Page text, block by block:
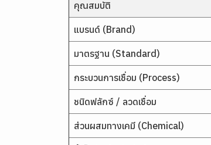
คุณสมบัติ
แบรนด์ (Brand)
มาตรฐาน (Standard)
กระบวนการเชื่อม (Process)
ชนิดฟลักซ์ / ลวดเชื่อม
ส่วนผสมทางเคมี (Chemical)